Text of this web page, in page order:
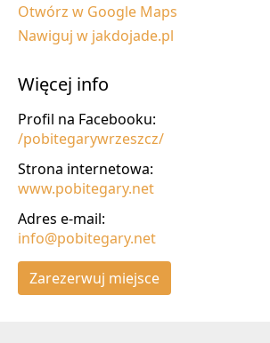
Otwórz w Google Maps
Nawiguj w jakdojade.pl
Więcej info
Profil na Facebooku:
/pobitegarywrzeszcz/
Strona internetowa:
www.pobitegary.net
Adres e-mail:
info@pobitegary.net
Zarezerwuj miejsce